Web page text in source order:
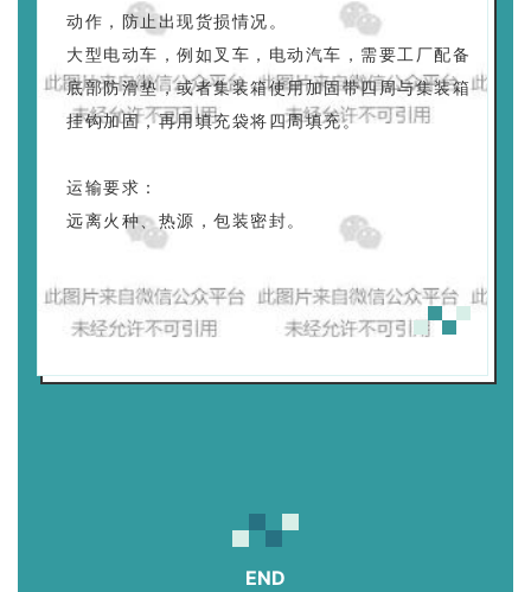
动作，防止出现货损情况。
大型电动车，例如叉车，电动汽车，需要工厂配备
底部防滑垫，或者集装箱使用加固带四周与集装箱
挂钩加固，再用填充袋将四周填充。
运输要求：
远离火种、热源，包装密封。
END